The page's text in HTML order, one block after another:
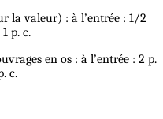
la valeur) : à l’entrée : 1/2
p. c.
en os : à l’entrée : 2 p.
c.